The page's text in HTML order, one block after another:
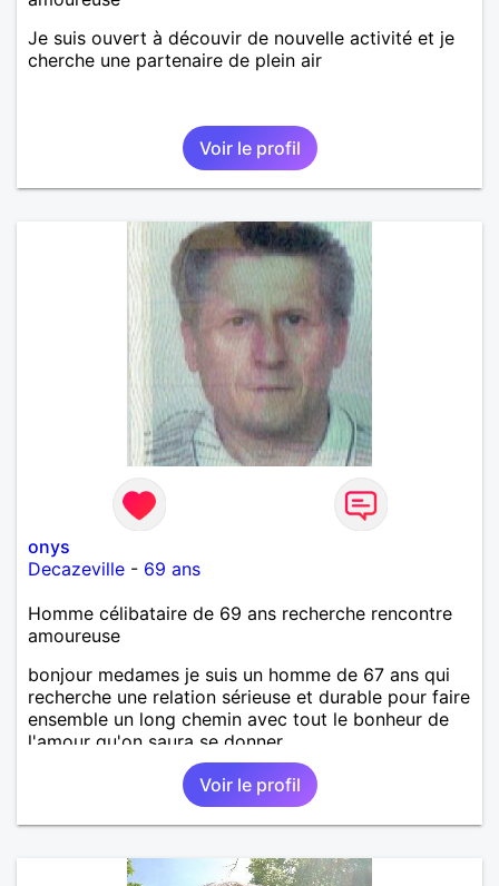
Je suis ouvert à découvir de nouvelle activité et je
cherche une partenaire de plein air
Voir le profil
onys
Decazeville - 69 ans
Homme célibataire de 69 ans recherche rencontre
amoureuse
bonjour medames je suis un homme de 67 ans qui
recherche une relation sérieuse et durable pour faire
ensemble un long chemin avec tout le bonheur de
l'amour qu'on saura se donner.
Voir le profil